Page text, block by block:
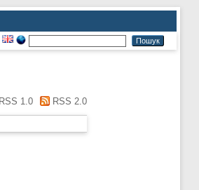
RSS 1.0 RSS 2.0